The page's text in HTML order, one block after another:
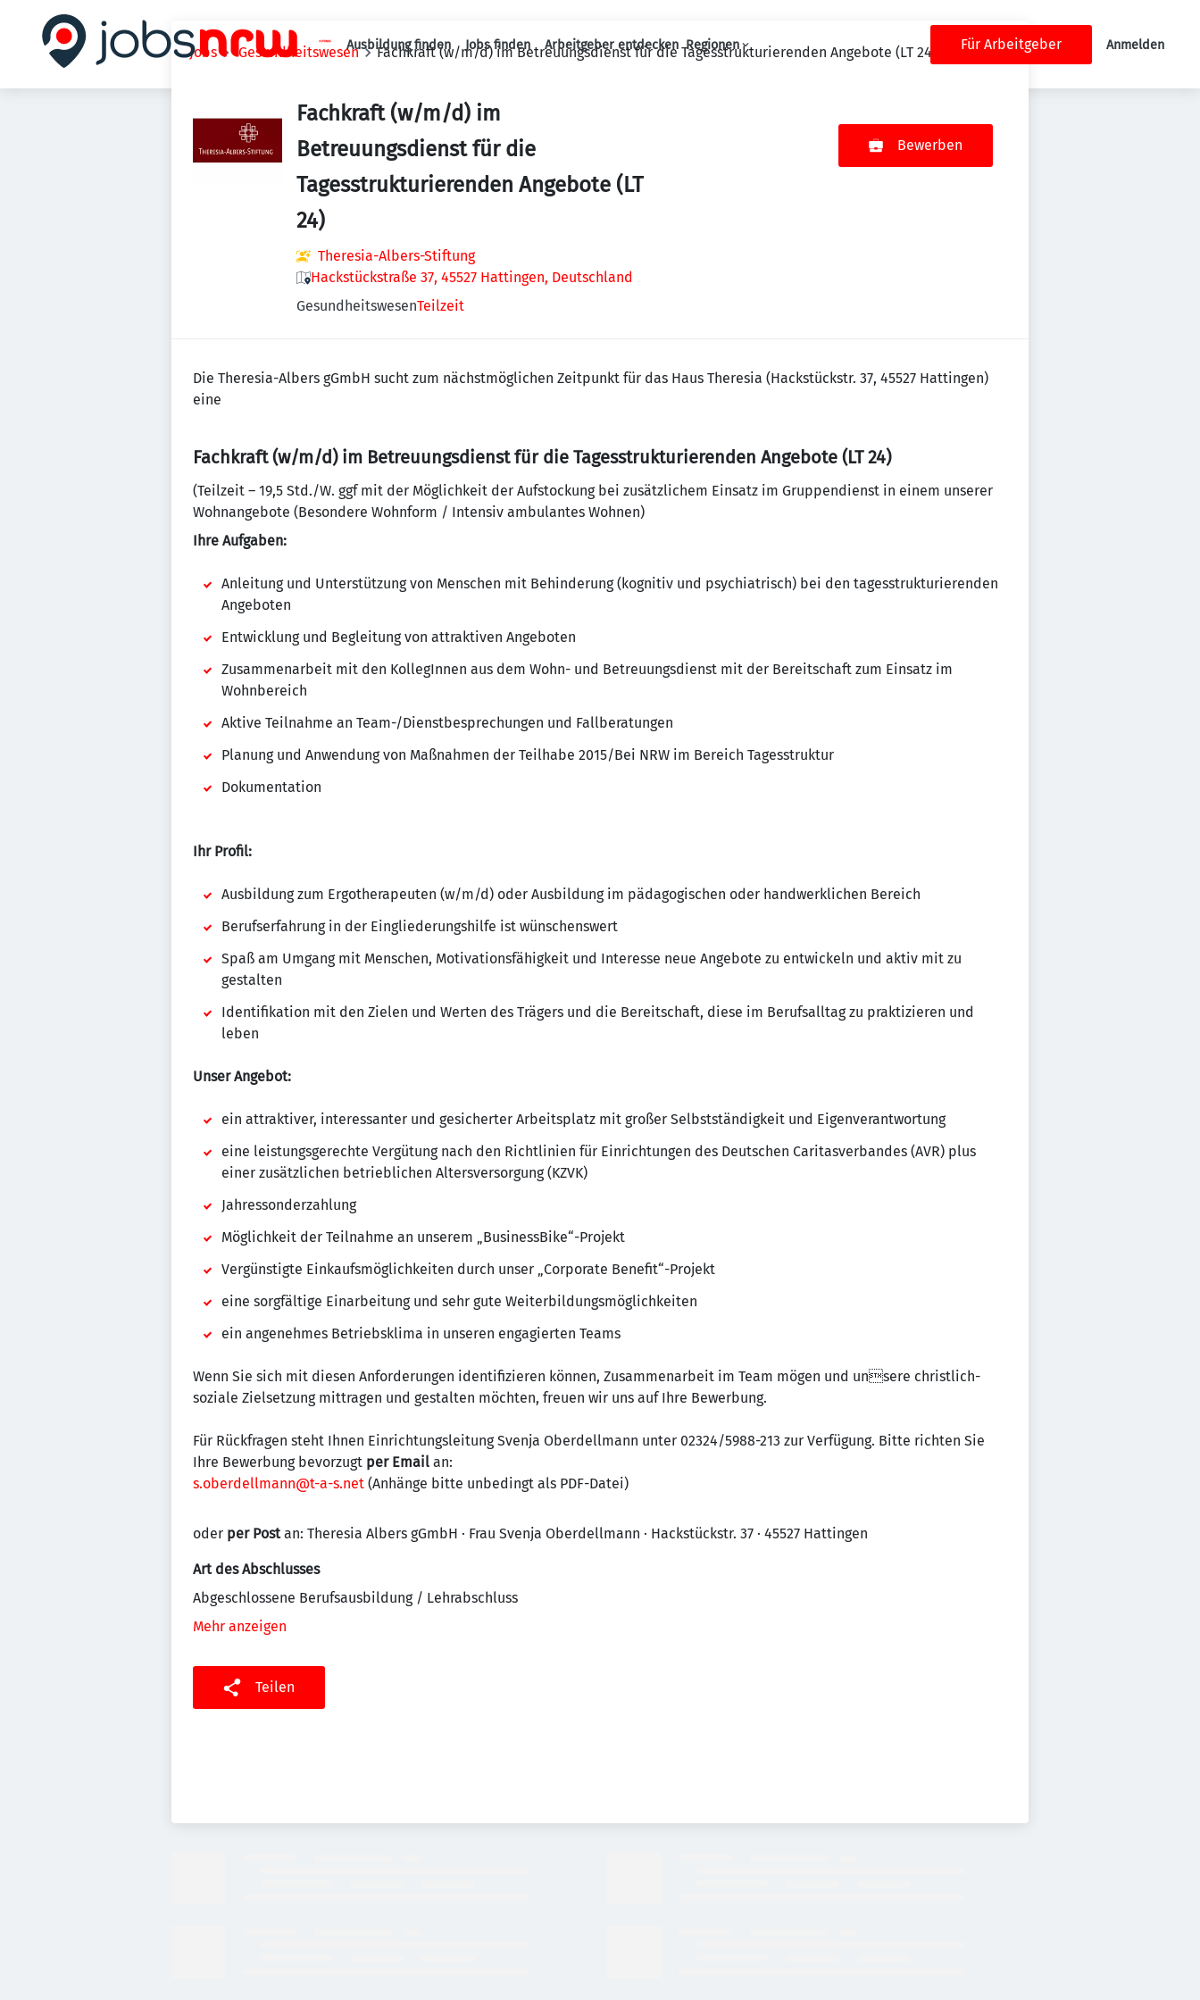
Haupt-Navigation
Ausbildung finden Jobs finden Arbeitgeber entdecken Regionen Für Arbeitgeber Anmelden
Jobs Gesundheitswesen Fachkraft (w/m/d) im Betreuungsdienst für die Tagesstrukturierenden Angebote (LT 24)
Fachkraft (w/m/d) im
Betreuungsdienst für die
Tagesstrukturierenden Angebote (LT
24)
Theresia-Albers-Stiftung
Hackstückstraße 37, 45527 Hattingen, Deutschland
GesundheitswesenTeilzeit
Bewerben
Die Theresia-Albers gGmbH sucht zum nächstmöglichen Zeitpunkt für das Haus Theresia (Hackstückstr. 37, 45527 Hattingen)
eine
Fachkraft (w/m/d) im Betreuungsdienst für die Tagesstrukturierenden Angebote (LT 24)
(Teilzeit – 19,5 Std./W. ggf mit der Möglichkeit der Aufstockung bei zusätzlichem Einsatz im Gruppendienst in einem unserer
Wohnangebote (Besondere Wohnform / Intensiv ambulantes Wohnen)
Ihre Aufgaben:
Anleitung und Unterstützung von Menschen mit Behinderung (kognitiv und psychiatrisch) bei den tagesstrukturierenden
Angeboten
Entwicklung und Begleitung von attraktiven Angeboten
Zusammenarbeit mit den KollegInnen aus dem Wohn- und Betreuungsdienst mit der Bereitschaft zum Einsatz im
Wohnbereich
Aktive Teilnahme an Team-/Dienstbesprechungen und Fallberatungen
Planung und Anwendung von Maßnahmen der Teilhabe 2015/Bei NRW im Bereich Tagesstruktur
Dokumentation
Ihr Profil:
Ausbildung zum Ergotherapeuten (w/m/d) oder Ausbildung im pädagogischen oder handwerklichen Bereich
Berufserfahrung in der Eingliederungshilfe ist wünschenswert
Spaß am Umgang mit Menschen, Motivationsfähigkeit und Interesse neue Angebote zu entwickeln und aktiv mit zu
gestalten
Identifikation mit den Zielen und Werten des Trägers und die Bereitschaft, diese im Berufsalltag zu praktizieren und
leben
Unser Angebot:
ein attraktiver, interessanter und gesicherter Arbeitsplatz mit großer Selbstständigkeit und Eigenverantwortung
eine leistungsgerechte Vergütung nach den Richtlinien für Einrichtungen des Deutschen Caritasverbandes (AVR) plus
einer zusätzlichen betrieblichen Altersversorgung (KZVK)
Jahressonderzahlung
Möglichkeit der Teilnahme an unserem „BusinessBike“-Projekt
Vergünstigte Einkaufsmöglichkeiten durch unser „Corporate Benefit“-Projekt
eine sorgfältige Einarbeitung und sehr gute Weiterbildungsmöglichkeiten
ein angenehmes Betriebsklima in unseren engagierten Teams
Wenn Sie sich mit diesen Anforderungen identifizieren können, Zusammenarbeit im Team mögen und unsere christlich-
soziale Zielsetzung mittragen und gestalten möchten, freuen wir uns auf Ihre Bewerbung.
Für Rückfragen steht Ihnen Einrichtungsleitung Svenja Oberdellmann unter 02324/5988-213 zur Verfügung. Bitte richten Sie
Ihre Bewerbung bevorzugt per Email an:
s.oberdellmann@t-a-s.net (Anhänge bitte unbedingt als PDF-Datei)
oder per Postan: Theresia Albers gGmbH · Frau Svenja Oberdellmann · Hackstückstr. 37 · 45527 Hattingen
Art des Abschlusses
Abgeschlossene Berufsausbildung / Lehrabschluss
Mehr anzeigen
Teilen